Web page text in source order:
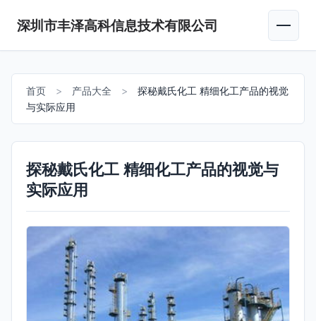
深圳市丰泽高科信息技术有限公司
首页 > 产品大全 >
探秘戴氏化工 精细化工产品的视觉
与实际应用
探秘戴氏化工 精细化工产品的视觉与
实际应用